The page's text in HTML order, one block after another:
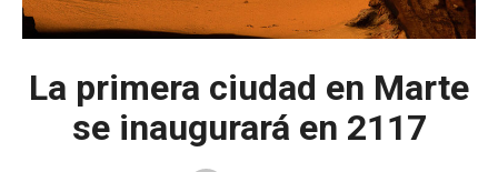
La primera ciudad en Marte
se inaugurará en 2117